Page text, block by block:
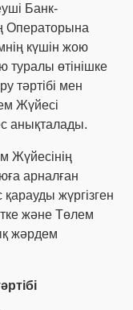
Банк-
Операторына
күшін жою
туралы өтінішке
тәртібі мен
Жүйесі
анықталады.
Жүйесінің
арналған
жүргізген
және Төлем
жәрдем